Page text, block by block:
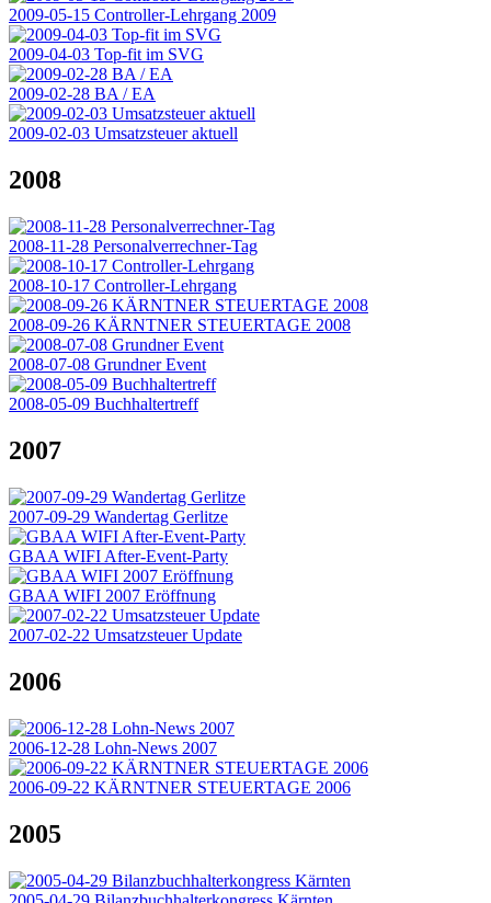
2009-05-15 Controller-Lehrgang 2009
2009-04-03 Top-fit im SVG
2009-02-28 BA / EA
2009-02-03 Umsatzsteuer aktuell
2008
2008-11-28 Personalverrechner-Tag
2008-10-17 Controller-Lehrgang
2008-09-26 KÄRNTNER STEUERTAGE 2008
2008-07-08 Grundner Event
2008-05-09 Buchhaltertreff
2007
2007-09-29 Wandertag Gerlitze
GBAA WIFI After-Event-Party
GBAA WIFI 2007 Eröffnung
2007-02-22 Umsatzsteuer Update
2006
2006-12-28 Lohn-News 2007
2006-09-22 KÄRNTNER STEUERTAGE 2006
2005